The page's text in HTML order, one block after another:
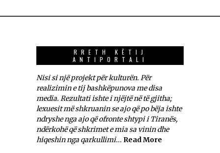
RRETH KËTIJ
ANTIPORTALI
Nisi si një projekt për kulturën. Për
realizimin e tij bashkëpunova me disa
media. Rezultati ishte i njëjtë në të gjitha;
lexuesit më shkruanin se ajo që po bëja ishte
ndryshe nga ajo që ofronte shtypi i Tiranës,
ndërkohë që shkrimet e mia sa vinin dhe
hiqeshin nga qarkullimi... Read More